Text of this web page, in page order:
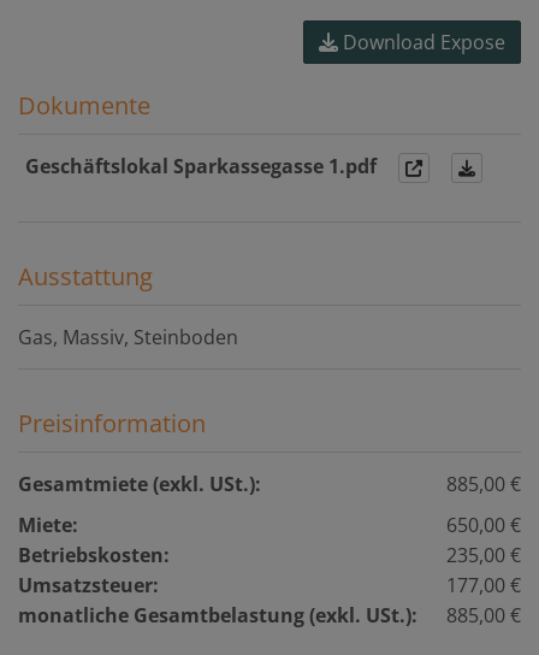
Download Expose
Dokumente
Geschäftslokal Sparkassegasse 1.pdf
Ausstattung
Gas Massiv Steinboden
Preisinformation
Gesamtmiete (exkl. USt.):
885,00 €
Miete:
650,00 €
Betriebskosten:
235,00 €
Umsatzsteuer:
177,00 €
monatliche Gesamtbelastung (exkl. USt.):
885,00 €